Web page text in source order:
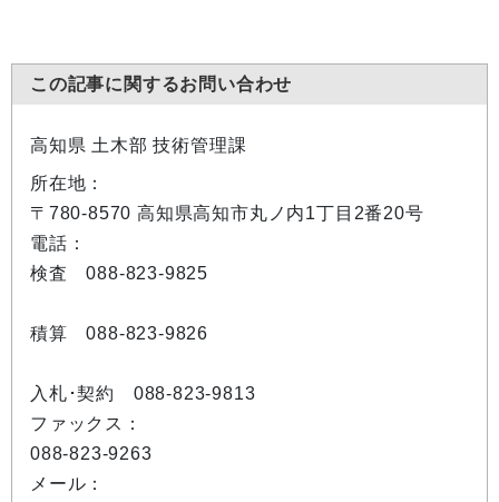
この記事に関するお問い合わせ
高知県 土木部 技術管理課
所在地：
〒780-8570 高知県高知市丸ノ内1丁目2番20号
電話：
検査 088-823-9825
積算 088-823-9826
入札･契約 088-823-9813
ファックス：
088-823-9263
メール：